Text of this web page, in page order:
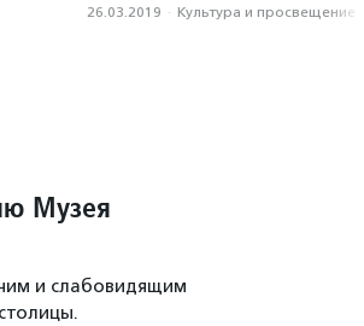
26.03.2019 · Культура и просвещение
Музея
и слабовидящим